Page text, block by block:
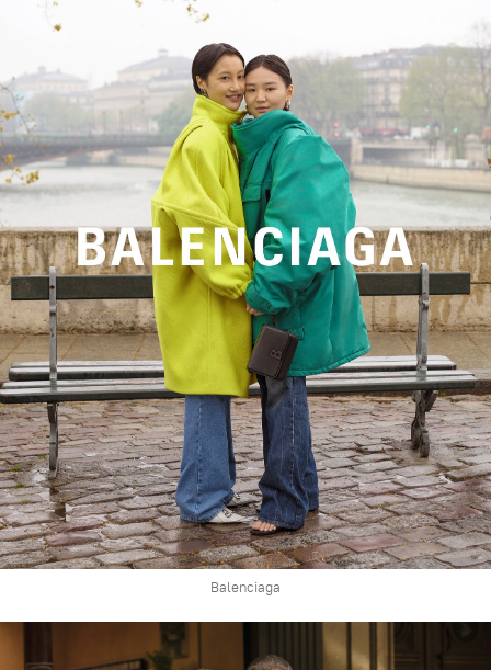
Balenciaga